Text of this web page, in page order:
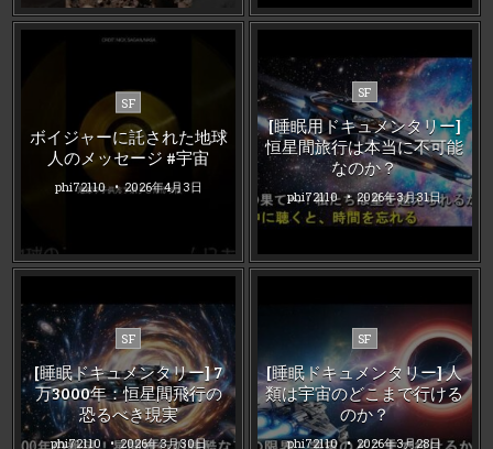
Posted
in
SF
ボイジャーに託された地球
人のメッセージ #宇宙
phi72110 2026年4月3日
Posted
in
SF
[睡眠用ドキュメンタリー]
恒星間旅行は本当に不可能
なのか？
phi72110 2026年3月31日
Posted
in
SF
[睡眠ドキュメンタリー] 7
万3000年：恒星間飛行の
恐るべき現実
phi72110 2026年3月30日
Posted
in
SF
[睡眠ドキュメンタリー] 人
類は宇宙のどこまで行ける
のか？
phi72110 2026年3月28日